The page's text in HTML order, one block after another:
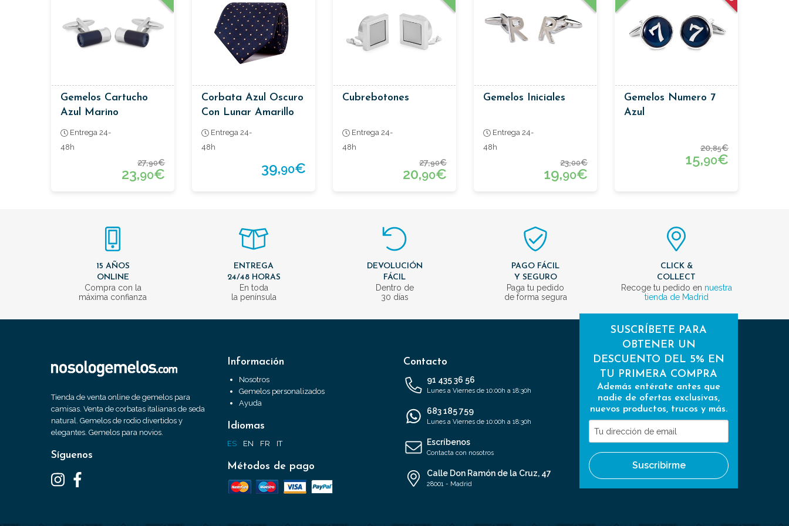
Gemelos Cartucho
Azul Marino
Entrega 24-
48h
27,90€
23,90€
Corbata Azul Oscuro
Con Lunar Amarillo
Entrega 24-
48h
39,90€
Cubrebotones
Entrega 24-
48h
27,90€
20,90€
Gemelos Iniciales
Entrega 24-
48h
23,00€
19,90€
Gemelos Numero 7
Azul
20,85€
15,90€
15 AÑOS
ONLINE
Compra con la
máxima confianza
ENTREGA
24/48 HORAS
En toda
la península
DEVOLUCIÓN
FÁCIL
Dentro de
30 días
PAGO FÁCIL
Y SEGURO
Paga tu pedido
de forma segura
CLICK &
COLLECT
Recoge tu pedido en nuestra
tienda de Madrid
Tienda de venta online de gemelos para
camisas. Venta de corbatas italianas de seda
natural. Gemelos de rodio divertidos y
elegantes. Gemelos para novios.
Síguenos
Información
Nosotros
Gemelos personalizados
Ayuda
Idiomas
ES EN FR IT
Métodos de pago
Contacto
91 435 36 56
Lunes a Viernes de 10:00h a 18:30h
683 185 759
Lunes a Viernes de 10:00h a 18:30h
Escríbenos
Contacta con nosotros
Calle Don Ramón de la Cruz, 47
28001 - Madrid
SUSCRÍBETE PARA
OBTENER UN
DESCUENTO DEL 5% EN
TU PRIMERA COMPRA
Además entérate antes que
nadie de ofertas exclusivas,
nuevos productos, trucos y más.
Tu
dirección
de
email
Suscribirme